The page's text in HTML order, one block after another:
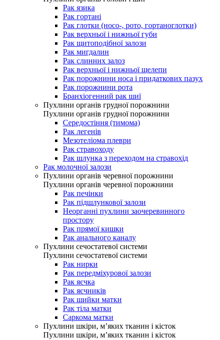
Рак язика
Рак гортані
Рак глотки (носо-, рото, гортаноглотки)
Рак верхньої і нижньої губи
Рак щитоподібної залози
Рак мигдалин
Рак слинних залоз
Рак верхньої і нижньої щелепи
Рак порожнини носа і придаткових пазух
Рак порожнини рота
Бранхіогенний рак шиї
Пухлини органів грудної порожнини
Пухлини органів грудної порожнини
Середостіння (тимома)
Рак легенів
Мезотеліома плеври
Рак стравоходу
Рак шлунка з переходом на стравохід
Рак молочної залози
Пухлини органів черевної порожнини
Пухлини органів черевної порожнини
Рак печінки
Рак підшлункової залози
Неорганні пухлини заочеревинного
простору
Рак прямої кишки
Рак анального каналу
Пухлини сечостатевої системи
Пухлини сечостатевої системи
Рак нирки
Рак передміхурової залози
Рак яєчка
Рак яєчників
Рак шийки матки
Рак тіла матки
Саркома матки
Пухлини шкіри, м’яких тканин і кісток
Пухлини шкіри, м’яких тканин і кісток